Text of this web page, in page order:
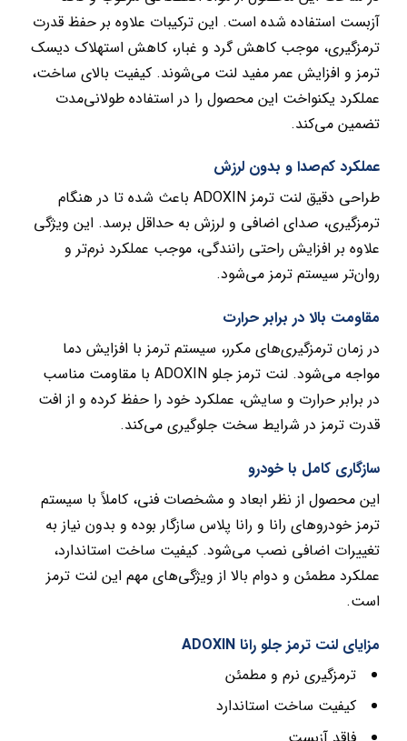
آزبست استفاده شده است. این ترکیبات علاوه بر حفظ قدرت
ترمزگیری، موجب کاهش گرد و غبار، کاهش استهلاک دیسک
ترمز و افزایش عمر مفید لنت می‌شوند. کیفیت بالای ساخت،
عملکرد یکنواخت این محصول را در استفاده طولانی‌مدت
تضمین می‌کند.
عملکرد کم‌صدا و بدون لرزش
طراحی دقیق لنت ترمز ADOXIN باعث شده تا در هنگام
ترمزگیری، صدای اضافی و لرزش به حداقل برسد. این ویژگی
علاوه بر افزایش راحتی رانندگی، موجب عملکرد نرم‌تر و
روان‌تر سیستم ترمز می‌شود.
مقاومت بالا در برابر حرارت
در زمان ترمزگیری‌های مکرر، سیستم ترمز با افزایش دما
مواجه می‌شود. لنت ترمز جلو ADOXIN با مقاومت مناسب
در برابر حرارت و سایش، عملکرد خود را حفظ کرده و از افت
قدرت ترمز در شرایط سخت جلوگیری می‌کند.
سازگاری کامل با خودرو
این محصول از نظر ابعاد و مشخصات فنی، کاملاً با سیستم
ترمز خودروهای رانا و رانا پلاس سازگار بوده و بدون نیاز به
تغییرات اضافی نصب می‌شود. کیفیت ساخت استاندارد،
عملکرد مطمئن و دوام بالا از ویژگی‌های مهم این لنت ترمز
است.
مزایای لنت ترمز جلو رانا ADOXIN
ترمزگیری نرم و مطمئن
کیفیت ساخت استاندارد